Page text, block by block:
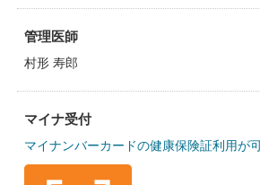
管理医師
村形 寿郎
マイナ受付
マイナンバーカードの健康保険証利用が